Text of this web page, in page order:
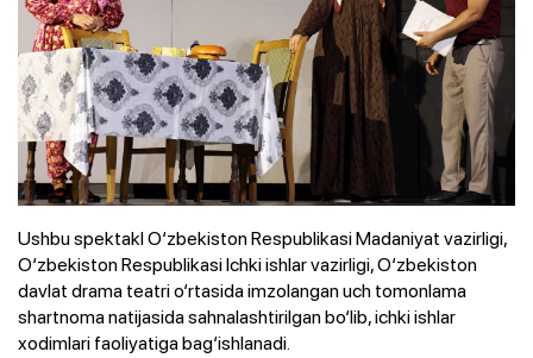
Ushbu spektakl O‘zbekiston Respublikasi Madaniyat vazirligi,
O‘zbekiston Respublikasi Ichki ishlar vazirligi, O‘zbekiston
davlat drama teatri o‘rtasida imzolangan uch tomonlama
shartnoma natijasida sahnalashtirilgan bo‘lib, ichki ishlar
xodimlari faoliyatiga bag‘ishlanadi.